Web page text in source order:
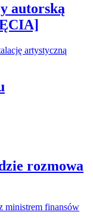
autorską
rozmowa